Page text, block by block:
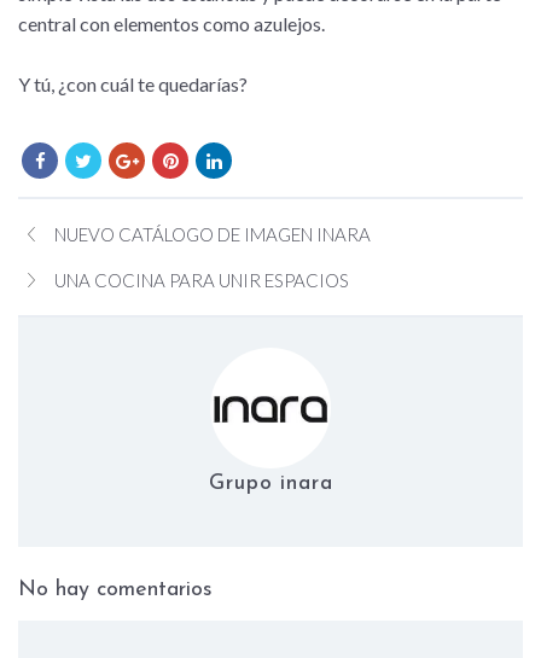
central con elementos como azulejos.
Y tú, ¿con cuál te quedarías?
NUEVO CATÁLOGO DE IMAGEN INARA
UNA COCINA PARA UNIR ESPACIOS
Grupo inara
No hay comentarios